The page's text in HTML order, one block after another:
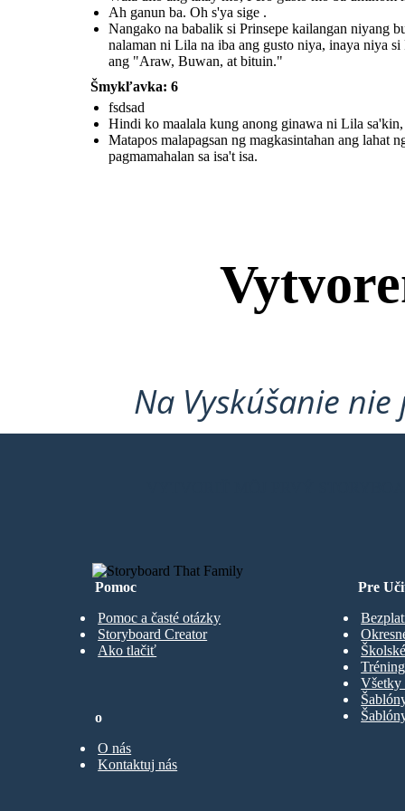
Matapos malapagsan ng
magkasintahan ang lahat ng
dinanas nila na pagsubok, Sa
bandang huli ay sila ay nagpakasal.
Hindi natalo ng kung ano mang
pagsubok ag kanilang
pagmamahalan sa isa't isa.
Ah ganun ba. Oh s'ya sige .
Nangako na babalik si Prinsepe kailangan niyang
nalaman ni Lila na iba ang gusto niya, inaya niya
ang "Araw, Buwan, at bituin."
Šmykľavka: 6
fsdsad
Hindi ko maalala kung anong ginawa ni Lila
Matapos malapagsan ng magkasintahan ang lahat
pagmamahalan sa isa't isa.
Na Vyskúšanie
Pomoc
Pomoc a časté otázky
Storyboard Creator
Ako tlačiť
Pre
Všetky
o
O nás
Kontaktuj nás